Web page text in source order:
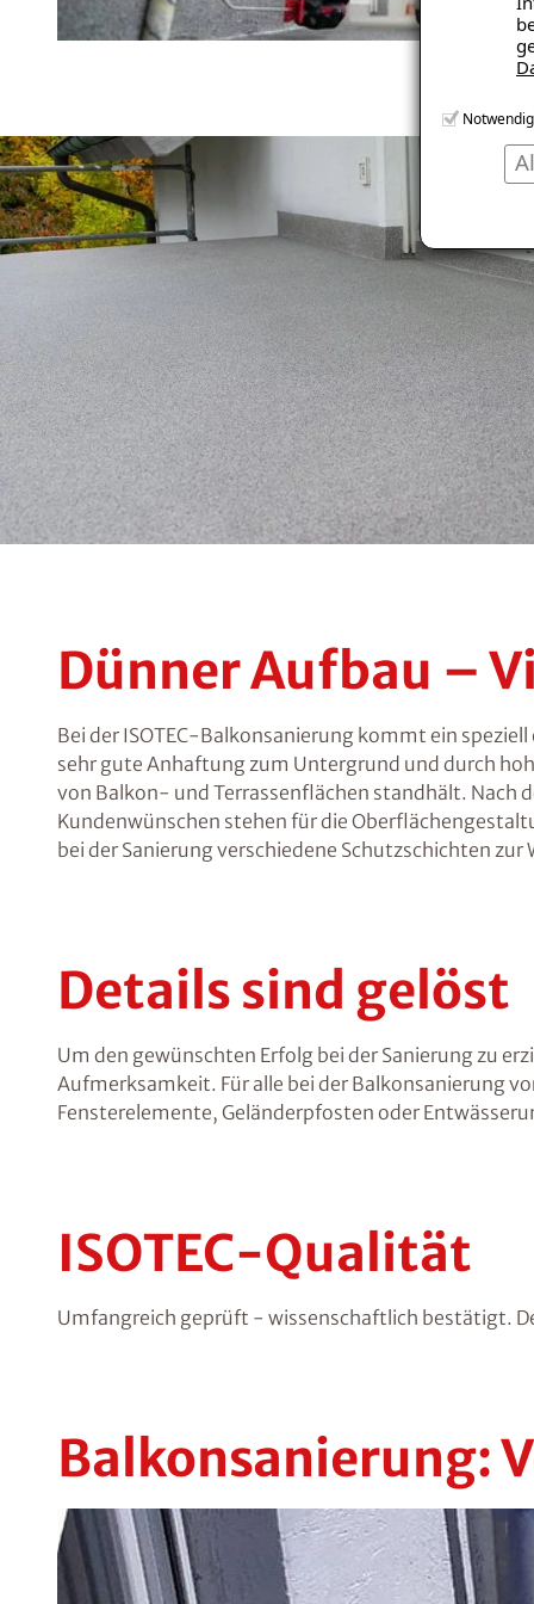
Notwendig
Dünner Aufbau –
Bei der ISOTEC-Balkonsanierung kommt ein
sehr gute Anhaftung zum Untergrund und durch
von Balkon- und Terrassenflächen standhält. Nach
Kundenwünschen stehen für die
bei der Sanierung verschiedene Schutzschichten zur
Details sind gelöst
Um den gewünschten Erfolg bei der Sanierung zu
Aufmerksamkeit. Für alle bei der Balkonsanierung
Fensterelemente, Geländerpfosten oder
ISOTEC-Qualität
Umfangreich geprüft - wissenschaftlich bestätigt.
Balkonsanierung: